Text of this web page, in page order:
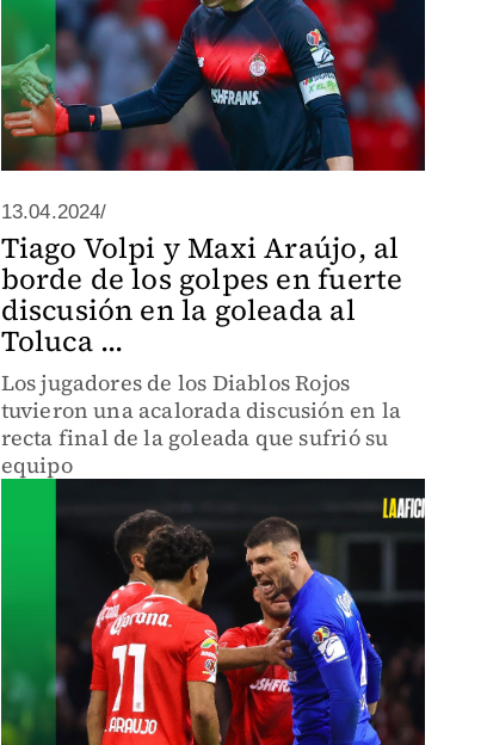
13.04.2024/
Tiago Volpi y Maxi Araújo, al
borde de los golpes en fuerte
discusión en la goleada al
Toluca ...
Los jugadores de los Diablos Rojos
tuvieron una acalorada discusión en la
recta final de la goleada que sufrió su
equipo